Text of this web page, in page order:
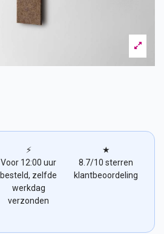
⚡
Voor 12:00 uur
besteld, zelfde
werkdag
verzonden
★
8.7/10 sterren
klantbeoordeling